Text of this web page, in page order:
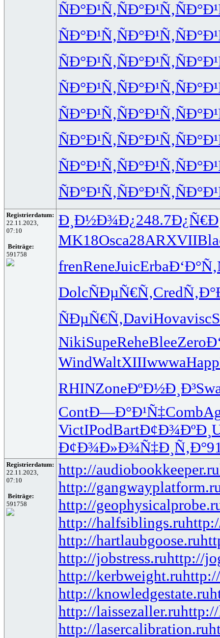
ÑÐ°Ð¹Ñ‚ÑÐ°Ð¹Ñ‚
ÑÐ°Ð¹Ñ‚ÑÐ°Ð¹Ñ‚
ÑÐ°Ð¹Ñ‚ÑÐ°Ð¹Ñ‚
ÑÐ°Ð¹Ñ‚ÑÐ°Ð¹Ñ‚
ÑÐ°Ð¹Ñ‚ÑÐ°Ð¹Ñ‚
ÑÐ°Ð¹Ñ‚ÑÐ°Ð¹Ñ‚
ÑÐ°Ð¹Ñ‚ÑÐ°Ð¹Ñ‚
ÑÐ°Ð¹Ñ‚ÑÐ°Ð¹Ñ‚
Registrierdatum:
22.11.2023,
07:10
Beiträge:
591758
Ð¸Ð½Ð¾Ð¿248.7
MK18Osca28ARXVII
frenReneJuicErba
DolcÑÐµÑ€Ñ‚Cred
ÑÐµÑ€Ñ‚DaviHovavisc
NikiSupeReheBleeZero
WindWaltXIIIwwwaHapp
RHINZoneÐºÐ½Ð¸Ð³
ContÐ—Ð°Ð¹Ñ‡Comb
VictIPodBartÐ¢Ð¾ÐºÐ¸
Ð¢Ð¾Ð»Ð¾Ñ‡Ð¸Ñ‚Ð°
Registrierdatum:
22.11.2023,
07:10
Beiträge:
591758
http://audiobookkeeper.ru
http://
http://
http://halfsiblings.ru
http://hartlaubgoose.ru
http://jobstress.ruhttp://
http://kerbweight.ru
http://knowledgestate.ru
http://laissezaller.ru
http://lasercalibration.ru